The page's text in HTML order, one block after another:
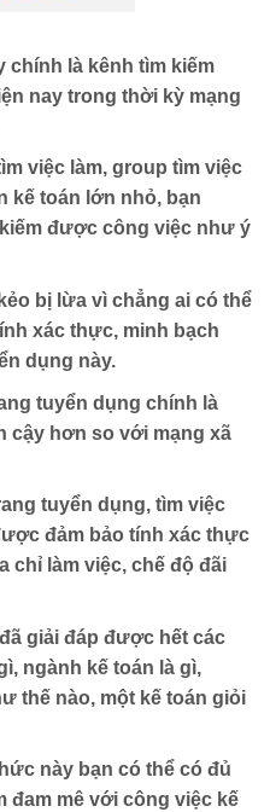
chính là kênh tìm kiếm
nay trong thời kỳ mạng
việc làm, group tìm việc
kế toán lớn nhỏ, bạn
được công việc như ý
bị lừa vì chẳng ai có thể
xác thực, minh bạch
dụng này.
tuyển dụng chính là
cậy hơn so với mạng xã
tuyển dụng, tìm việc
đảm bảo tính xác thực
chỉ làm việc, chế độ đãi
giải đáp được hết các
ngành kế toán là gì,
thế nào, một kế toán giỏi
này bạn có thể có đủ
đam mê với công việc kế